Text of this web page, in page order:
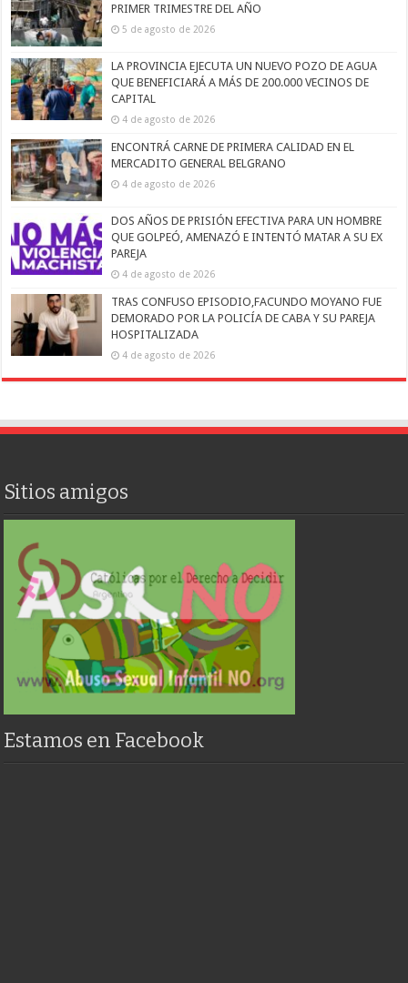
PRIMER TRIMESTRE DEL AÑO
5 de agosto de 2026
LA PROVINCIA EJECUTA UN NUEVO POZO DE AGUA
QUE BENEFICIARÁ A MÁS DE 200.000 VECINOS DE
CAPITAL
4 de agosto de 2026
ENCONTRÁ CARNE DE PRIMERA CALIDAD EN EL
MERCADITO GENERAL BELGRANO
4 de agosto de 2026
DOS AÑOS DE PRISIÓN EFECTIVA PARA UN HOMBRE
QUE GOLPEÓ, AMENAZÓ E INTENTÓ MATAR A SU EX
PAREJA
4 de agosto de 2026
TRAS CONFUSO EPISODIO,FACUNDO MOYANO FUE
DEMORADO POR LA POLICÍA DE CABA Y SU PAREJA
HOSPITALIZADA
4 de agosto de 2026
Sitios amigos
Estamos en Facebook